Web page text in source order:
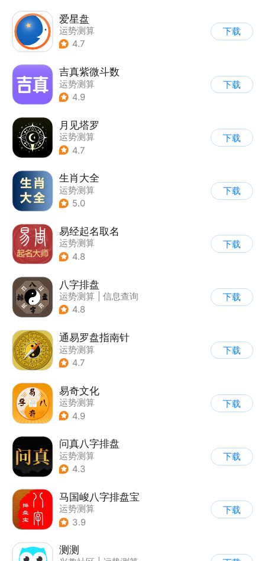
爱星盘
运势测算
4.7
下载
吉真紫微斗数
运势测算
4.9
下载
月见塔罗
运势测算
4.7
下载
生肖大全
运势测算
5.0
下载
易经起名取名
运势测算
4.8
下载
八字排盘
运势测算
信息查询
4.8
下载
通易罗盘指南针
运势测算
4.7
下载
易奇文化
运势测算
4.9
下载
问真八字排盘
运势测算
4.3
下载
马国峻八字排盘宝
运势测算
3.9
下载
测测